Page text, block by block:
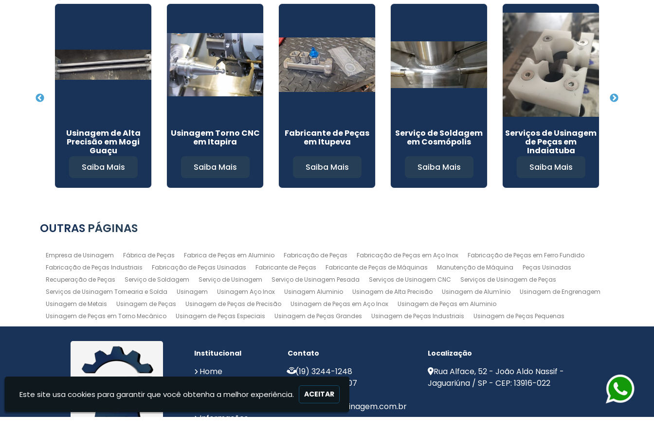
Usinagem de Alta
Precisão em Mogi
Guaçu
Saiba Mais
Usinagem Torno CNC
em Itapira
Saiba Mais
Fabricante de Peças
em Itupeva
Saiba Mais
Serviço de Soldagem
em Cosmópolis
Saiba Mais
Serviços de Usinagem
de Peças em
Indaiatuba
Saiba Mais
OUTRAS PÁGINAS
Empresa de Usinagem Fábrica de Peças Fabrica de Peças em Aluminio Fabricação de Peças Fabricação de Peças em Aço Inox
Fabricação de Peças em Ferro Fundido
Fabricação de Peças Industriais
Fabricação de Peças Usinadas Fabricante de Peças Fabricante de Peças de Máquinas Manutenção de Máquina
Peças Usinadas
Recuperação de Peças
Serviço de Soldagem Serviço de Usinagem Serviço de Usinagem Pesada Serviços de Usinagem CNC
Serviços de Usinagem de Peças
Serviços de Usinagem Tornearia e Solda
Usinagem Usinagem Aço Inox Usinagem Aluminio Usinagem de Alta Precisão Usinagem de Alumínio
Usinagem de Engrenagem
Usinagem de Metais
Usinagem de Peças Usinagem de Peças de Precisão Usinagem de Peças em Aço Inox
Usinagem de Peças em Aluminio
Usinagem de Peças em Torno Mecânico
Usinagem de Peças Especiais Usinagem de Peças Grandes Usinagem de Peças Industriais
Usinagem de Peças Pequenas
Usinagem de Precisão
Usinagem em Aluminio Usinagem Ferramentaria Usinagem Fresa Usinagem Fresamento Usinagem Industrial
Usinagem Leve
Usinagem Maquinas
Usinagem Mecanica
Institucional
Home
Serviços
Informações
Contato
(19) 3244-1248
(19) 99775-8907
contato@mjcusinagem.com.br
Localização
Rua Alface, 52 - João Aldo Nassif -
Jaguariúna / SP - CEP: 13916-022
Este site usa cookies para garantir que você obtenha a melhor experiência. ACEITAR